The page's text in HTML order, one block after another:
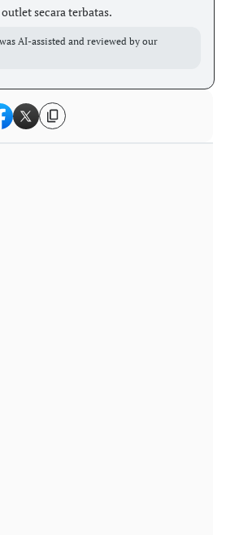
secara terbatas.
AI-assisted and reviewed by our